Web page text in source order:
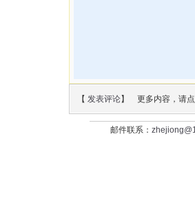
【 发表评论】 更多内容，请点
邮件联系：